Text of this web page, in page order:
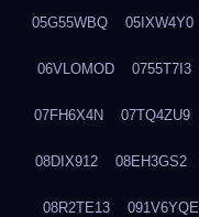
05G55WBQ 05IXW4Y0
06VLOMOD 0755T7I3
07FH6X4N 07TQ4ZU9
08DIX912 08EH3GS2
08R2TE13 091V6YQE